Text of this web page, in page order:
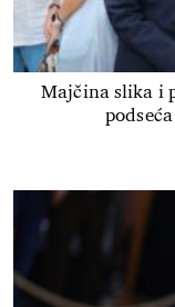
Majčina slika i